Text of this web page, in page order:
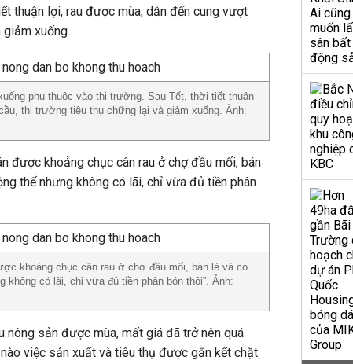
thuận lợi, rau được mùa, dẫn đến cung vượt
xuống.
phụ thuộc vào thị trường. Sau Tết, thời tiết thuận
thị trường tiêu thụ chững lại và giảm xuống. Ảnh:
được khoảng chục cân rau ở chợ đầu mối, bán
thế nhưng không có lãi, chỉ vừa đủ tiền phân
khoảng chục cân rau ở chợ đầu mối, bán lẻ và có
không có lãi, chỉ vừa đủ tiền phân bón thôi”. Ảnh:
nông sản được mùa, mất giá đã trở nên quá
việc sản xuất và tiêu thụ được gắn kết chặt